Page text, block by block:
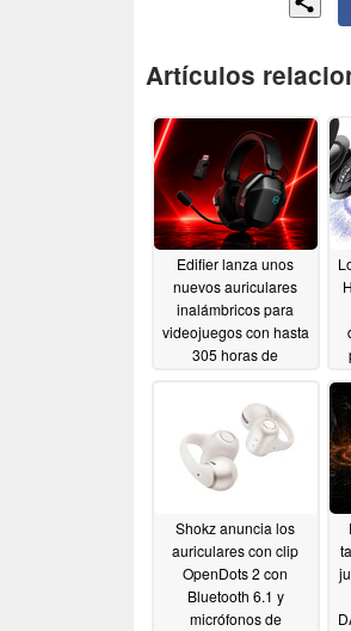
Artículos
Edifier lanza unos
nuevos auriculares
inalámbricos para
videojuegos con hasta
305 horas de
Shokz anuncia los
auriculares con clip
OpenDots 2 con
Bluetooth 6.1 y
micrófonos de